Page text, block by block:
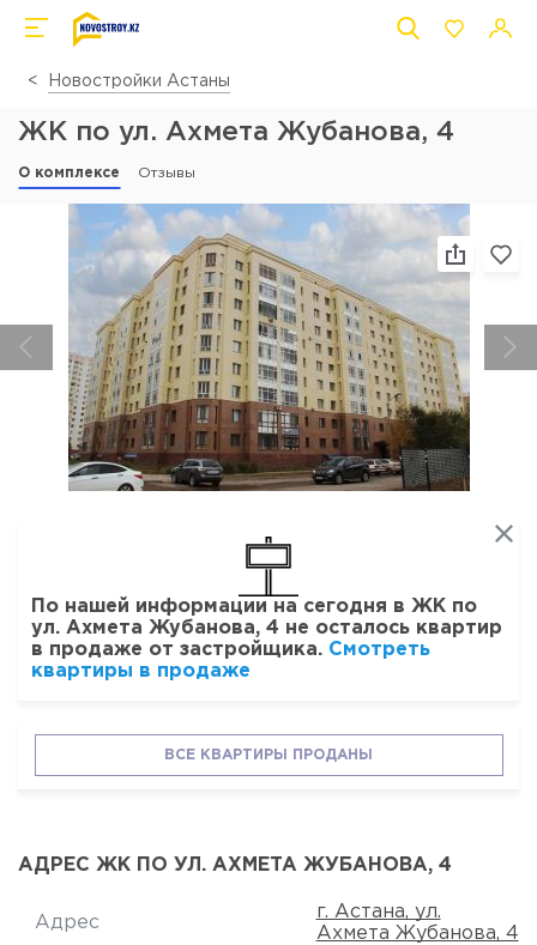
Новостройки Астаны
ЖК по ул. Ахмета Жубанова, 4
О комплексе Отзывы
По нашей информации на сегодня в ЖК по
ул. Ахмета Жубанова, 4 не осталось квартир
в продаже от застройщика. Смотреть
квартиры в продаже
ВСЕ КВАРТИРЫ ПРОДАНЫ
АДРЕС ЖК ПО УЛ. АХМЕТА ЖУБАНОВА, 4
Адрес
г. Астана, ул.
Ахмета Жубанова, 4